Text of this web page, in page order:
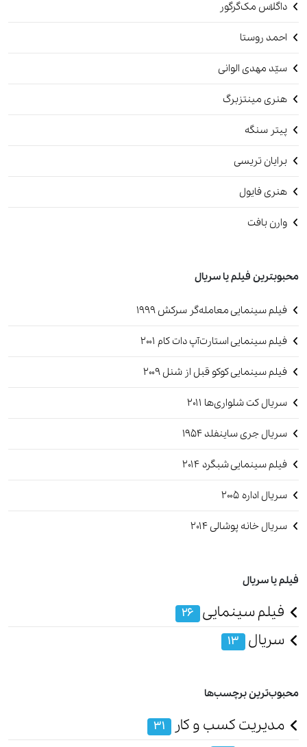
داگلاس مک‌گرگور
احمد روستا
سیّد مهدی الوانی
هنری مینتزبرگ
پیتر سنگه
برایان تریسی
هنری فایول
وارن بافت
محبوبترین فیلم یا سریال
فیلم سینمایی معامله‌گر سرکش 1999
فیلم سینمایی استارت‌آپ دات کام 2001
فیلم سینمایی کوکو قبل از شنل 2009
سریال کت شلواری‌ها 2011
سریال جری ساینفلد‏ 1954
فیلم سینمایی شبگرد ۲۰۱۴
سریال اداره 2005
سریال خانه پوشالی 2014
فیلم یا سریال
فیلم سینمایی 26
سریال 13
محبوب‌ترین برچسب‌ها
مدیریت کسب و کار 31